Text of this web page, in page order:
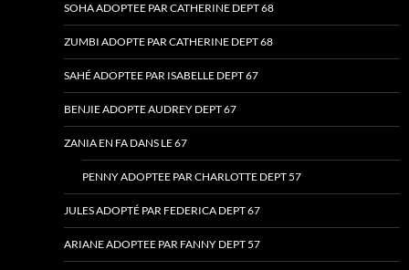
SOHA ADOPTEE PAR CATHERINE DEPT 68
ZUMBI ADOPTE PAR CATHERINE DEPT 68
SAHÉ ADOPTEE PAR ISABELLE DEPT 67
BENJIE ADOPTE AUDREY DEPT 67
ZANIA EN FA DANS LE 67
PENNY ADOPTEE PAR CHARLOTTE DEPT 57
JULES ADOPTÉ PAR FEDERICA DEPT 67
ARIANE ADOPTEE PAR FANNY DEPT 57